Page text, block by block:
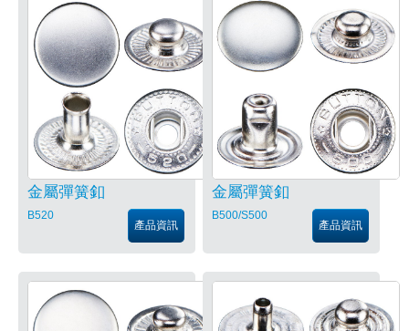
金屬彈簧釦
B520
產品資訊
金屬彈簧釦
B500/S500
產品資訊